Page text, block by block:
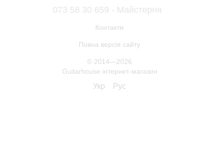
073 58 30 659 - Майстерня
Контакти
Повна версія сайту
© 2014—2026
Guitarhouse інтернет-магазин
Укр Рус